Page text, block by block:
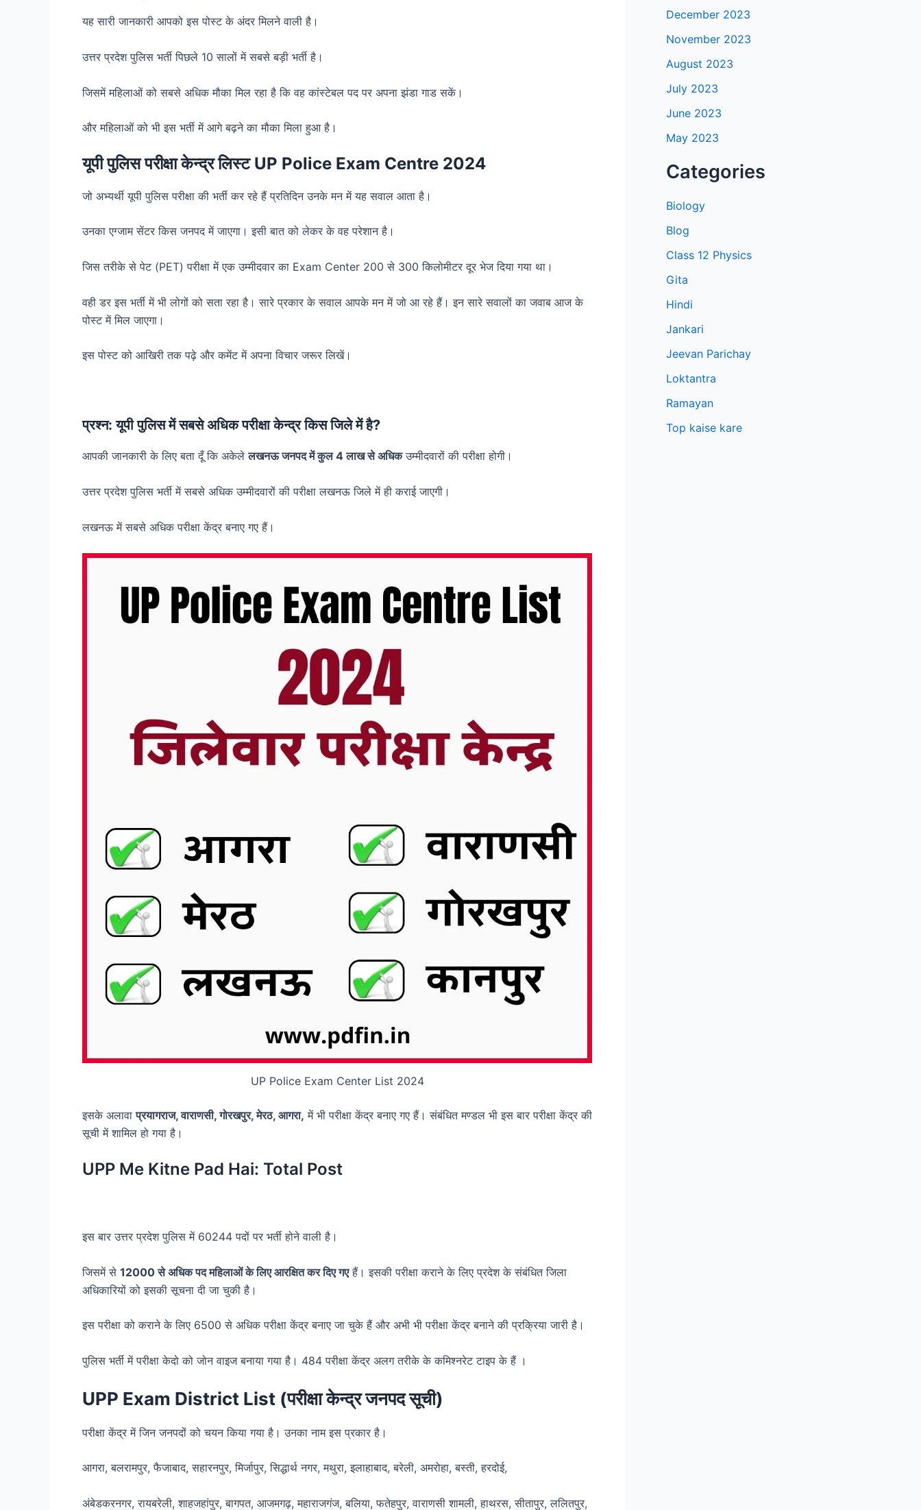
यह सारी जानकारी आपको इस पोस्ट के अंदर मिलने वाली है।
उत्तर प्रदेश पुलिस भर्ती पिछले 10 सालों में सबसे बड़ी भर्ती है।
जिसमें महिलाओं को सबसे अधिक मौका मिल रहा है कि वह कांस्टेबल पद पर अपना झंडा गाड सकें।
और महिलाओं को भी इस भर्ती में आगे बढ़ने का मौका मिला हुआ है।
यूपी पुलिस परीक्षा केन्द्र लिस्ट UP Police Exam Centre 2024
जो अभ्यर्थी यूपी पुलिस परीक्षा की भर्ती कर रहे हैं प्रतिदिन उनके मन में यह सवाल आता है।
उनका एग्जाम सेंटर किस जनपद में जाएगा। इसी बात को लेकर के वह परेशान है।
जिस तरीके से पेट (PET) परीक्षा में एक उम्मीदवार का Exam Center 200 से 300 किलोमीटर दूर भेज दिया गया था।
वही डर इस भर्ती में भी लोगों को सता रहा है। सारे प्रकार के सवाल आपके मन में जो आ रहे हैं। इन सारे सवालों का जवाब आज के
पोस्ट में मिल जाएगा।
इस पोस्ट को आखिरी तक पढ़े और कमेंट में अपना विचार जरूर लिखें।
प्रश्न: यूपी पुलिस में सबसे अधिक परीक्षा केन्द्र किस जिले में है?
आपकी जानकारी के लिए बता दूँ कि अकेलेलखनऊ जनपद में कुल 4 लाख से अधिकउम्मीदवारों की परीक्षा होगी।
उत्तर प्रदेश पुलिस भर्ती में सबसे अधिक उम्मीदवारों की परीक्षा लखनऊ जिले में ही कराई जाएगी।
लखनऊ में सबसे अधिक परीक्षा केंद्र बनाए गए हैं।
UP Police Exam Center List 2024
इसके अलावाप्रयागराज, वाराणसी, गोरखपुर, मेरठ, आगरा, में भी परीक्षा केंद्र बनाए गए हैं। संबंधित मण्डल भी इस बार परीक्षा केंद्र की
सूची में शामिल हो गया है।
UPP Me Kitne Pad Hai: Total Post
इस बार उत्तर प्रदेश पुलिस में 60244 पदों पर भर्ती होने वाली है।
जिसमें से 12000 से अधिक पद महिलाओं के लिए आरक्षित कर दिए गएहैं। इसकी परीक्षा कराने के लिए प्रदेश के संबंधित जिला
अधिकारियों को इसकी सूचना दी जा चुकी है।
इस परीक्षा को कराने के लिए 6500 से अधिक परीक्षा केंद्र बनाए जा चुके हैं और अभी भी परीक्षा केंद्र बनाने की प्रक्रिया जारी है।
पुलिस भर्ती में परीक्षा केदो को जोन वाइज बनाया गया है। 484 परीक्षा केंद्र अलग तरीके के कमिश्नरेट टाइप के हैं ।
UPP Exam District List (परीक्षा केन्द्र जनपद सूची)
परीक्षा केंद्र में जिन जनपदों को चयन किया गया है। उनका नाम इस प्रकार है।
आगरा, बलरामपुर, फैजाबाद, सहारनपुर, मिर्जापुर, सिद्धार्थ नगर, मथुरा, इलाहाबाद, बरेली, अमरोहा, बस्ती, हरदोई,
अंबेडकरनगर, रायबरेली, शाहजहांपुर, बागपत, आजमगढ़, महाराजगंज, बलिया, फतेहपुर, वाराणसी शामली, हाथरस, सीतापुर, ललितपुर,
December 2023
November 2023
August 2023
July 2023
June 2023
May 2023
Categories
Biology
Blog
Class 12 Physics
Gita
Hindi
Jankari
Jeevan Parichay
Loktantra
Ramayan
Top kaise kare